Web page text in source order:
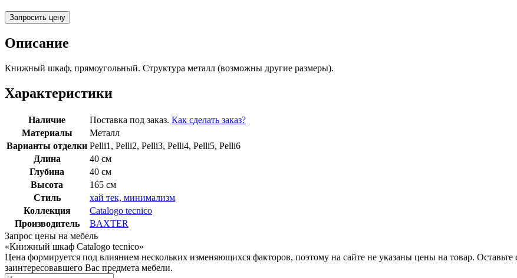
Запросить цену
Описание
Книжный шкаф, прямоугольный. Структура металл (возможны другие размеры).
Характеристики
Наличие Поставка под заказ. Как сделать заказ?
Материалы
Металл
Варианты отделки Pelli1, Pelli2, Pelli3, Pelli4, Pelli5, Pelli6
Длина
40 см
Глубина
40 см
Высота
165 см
Стиль
хай тек, минимализм
Коллекция
Catalogo tecnico
Производитель
BAXTER
Запрос цены на мебель
«Книжный шкаф Catalogo tecnico»
Цена формируется под влиянием нескольких изменяющихся факторов, поэтому на сайте не указаны цены на товар.
заинтересовавшего Вас предмета мебели.